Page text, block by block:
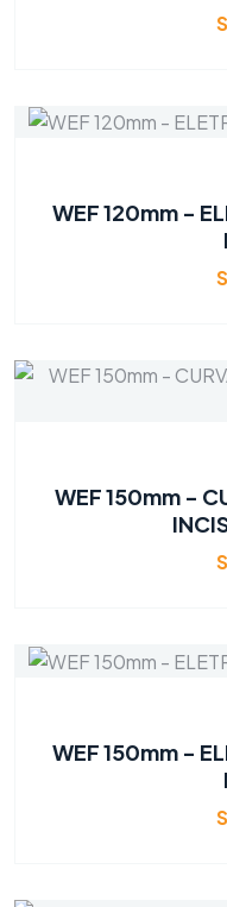
WEF 120mm -
WEF 150mm -
WEF 150mm -